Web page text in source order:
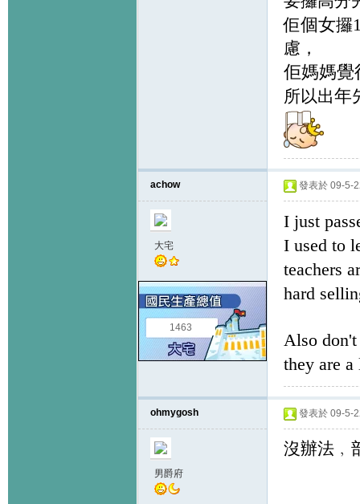
佢個女攞
慮，
佢媽媽覺
所以出年
achow
大宅
1463
發表於 09-5-
I just
I used to
teachers
hard
Also don't
they are
ohmygosh
男爵府
發表於 09-5-
沒辦法﹐